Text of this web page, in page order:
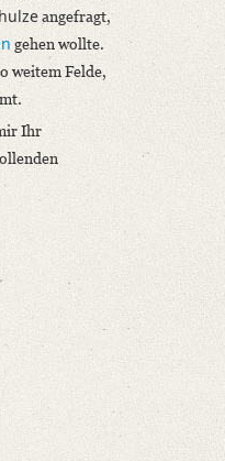
angefragt,
gehen wollte.
weitem Felde,
Ihr